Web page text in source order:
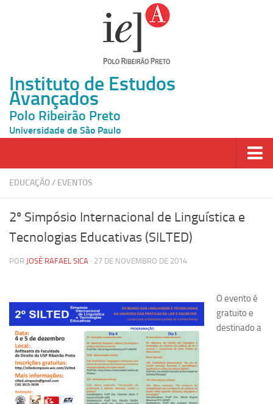
Instituto de Estudos
Avançados
Polo Ribeirão Preto
Universidade de São Paulo
Página Inicial
Inscrição
Grupos de Estudo
Carreira Docente de Impacto
Ciência, Arte, Educação e Sociedade: CienArtES
Grupo de Estudos Avançados em Tecnologia e Informação
em Saúde com foco em Populações Vulneráveis
(Confluencia)
EDUCAÇÃO/ EVENTOS
2º Simpósio Internacional de Linguística e
Tecnologias Educativas (SILTED)
POR JOSÉ RAFAEL SICA · 27 DE NOVEMBRO DE 2014
O evento é
gratuito e
destinado a